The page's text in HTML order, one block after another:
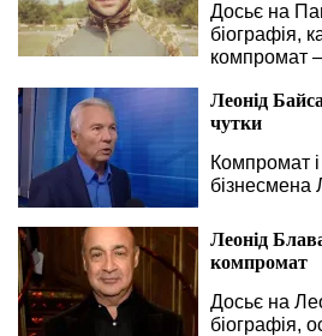
Досьє на
біографія,
компромат
Леонід
чутки
Компромат і
бізнесмена
Леонід
компромат
Досьє на
біографія,